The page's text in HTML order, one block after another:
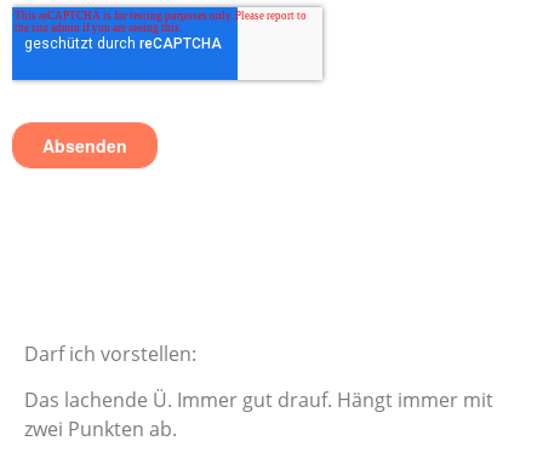
Darf ich vorstellen:
Das lachende Ü. Immer gut drauf. Hängt immer mit
zwei Punkten ab.